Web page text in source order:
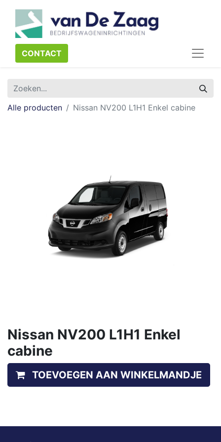
CONTACT​​​​
Alle producten Nissan NV200 L1H1 Enkel cabine
Nissan NV200 L1H1 Enkel
cabine
TOEVOEGEN AAN WINKELMANDJE